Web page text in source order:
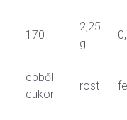
170
2,25
g
ebből
cukor
rost